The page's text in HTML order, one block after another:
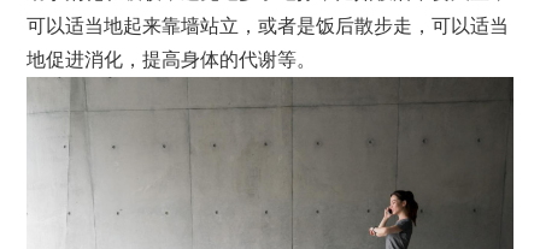
可以适当地起来靠墙站立，或者是饭后散步走，可以适当
地促进消化，提高身体的代谢等。